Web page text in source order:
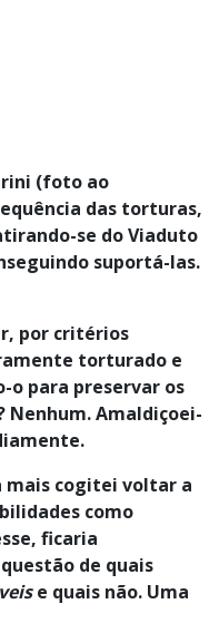
(foto ao
das torturas,
se do Viaduto
suportá-las.
por critérios
torturado e
o para preservar os
Nenhum. Amaldiçoei-
mais cogitei voltar a
como
ficaria
de quais
e quais não. Uma